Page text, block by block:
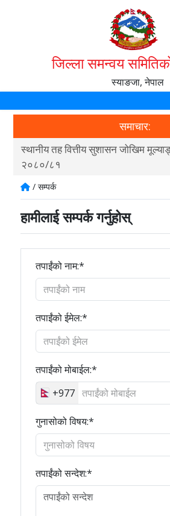
जिल्ला समन्वय
स्याङजा, नेपाल
समाचार:
स्थानीय तह वित्तीय सुशासन जोखिम
२०८०/८१
/ सम्पर्क
हामीलाई सम्पर्क गर्नुहोस्
तपाईंको नाम:*
तपाईंको ईमेल:*
तपाईंको मोबाईल:*
+977
गुनासोको विषय:*
तपाईंको सन्देश:*